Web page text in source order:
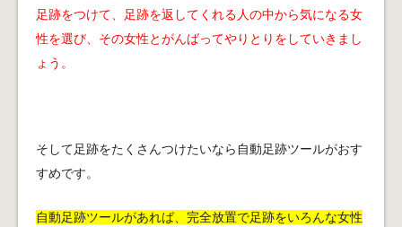
足跡をつけて、足跡を返してくれる人の中から気になる女
性を選び、その女性とがんばってやりとりをしていきまし
ょう。
そして足跡をたくさんつけたいなら自動足跡ツールがおす
すめです。
自動足跡ツールがあれば、完全放置で足跡をいろんな女性